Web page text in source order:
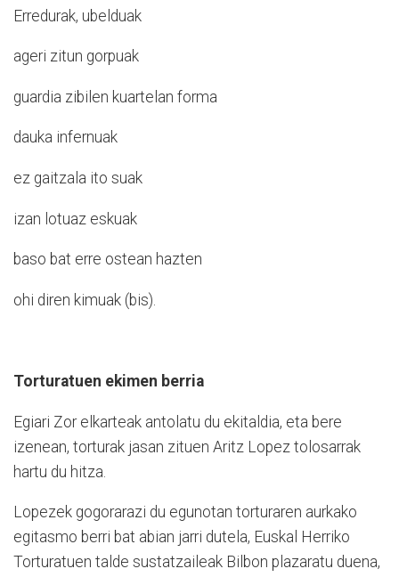
Erredurak, ubelduak
ageri zitun gorpuak
guardia zibilen kuartelan forma
dauka infernuak
ez gaitzala ito suak
izan lotuaz eskuak
baso bat erre ostean hazten
ohi diren kimuak (bis).
Torturatuen ekimen berria
Egiari Zor elkarteak antolatu du ekitaldia, eta bere
izenean, torturak jasan zituen Aritz Lopez tolosarrak
hartu du hitza.
Lopezek gogorarazi du egunotan torturaren aurkako
egitasmo berri bat abian jarri dutela, Euskal Herriko
Torturatuen talde sustatzaileak Bilbon plazaratu duena,